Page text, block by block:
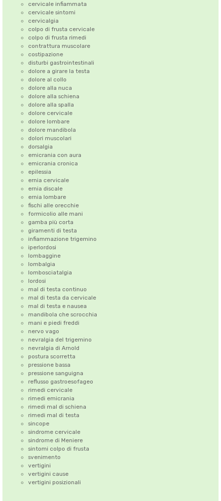
cervicale infiammata
cervicale sintomi
cervicalgia
colpo di frusta cervicale
colpo di frusta rimedi
contrattura muscolare
costipazione
disturbi gastrointestinali
dolore a girare la testa
dolore al collo
dolore alla nuca
dolore alla schiena
dolore alla spalla
dolore cervicale
dolore lombare
dolore mandibola
dolori muscolari
dorsalgia
emicrania con aura
emicrania cronica
epilessia
ernia cervicale
ernia discale
ernia lombare
fischi alle orecchie
formicolio alle mani
gamba più corta
giramenti di testa
infiammazione trigemino
iperlordosi
lombaggine
lombalgia
lombosciatalgia
lordosi
mal di testa continuo
mal di testa da cervicale
mal di testa e nausea
mandibola che scrocchia
mani e piedi freddi
nervo vago
nevralgia del trigemino
nevralgia di Arnold
postura scorretta
pressione bassa
pressione sanguigna
reflusso gastroesofageo
rimedi cervicale
rimedi emicrania
rimedi mal di schiena
rimedi mal di testa
sincope
sindrome cervicale
sindrome di Meniere
sintomi colpo di frusta
svenimento
vertigini
vertigini cause
vertigini posizionali